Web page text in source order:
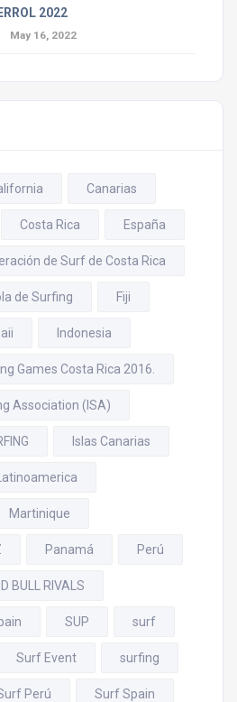
2022
May 16, 2022
Canarias
Costa Rica España
de Surf de Costa Rica
de Surfing Fiji
Indonesia
Games Costa Rica 2016.
Association (ISA)
Islas Canarias
Latinoamerica
Martinique
Panamá Perú
BULL RIVALS
SUP surf
Surf Event surfing
Perú Surf Spain